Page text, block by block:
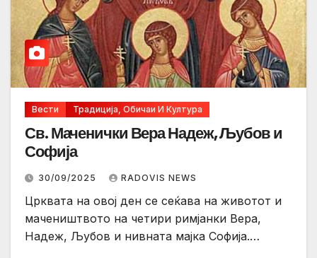
Вести Традиција, Обичаи И Култура
Св. Маченички Вера Надеж, Љубов и
Софија
30/09/2025 RADOVIS NEWS
Црквата на овој ден се сеќава на животот и
мачеништвото на четири римјанки Вера,
Надеж, Љубов и нивната мајка Софија.…